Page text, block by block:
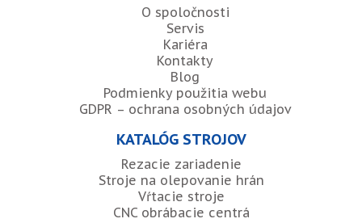
O spoločnosti
Servis
Kariéra
Kontakty
Blog
Podmienky použitia webu
GDPR – ochrana osobných údajov
KATALÓG STROJOV
Rezacie zariadenie
Stroje na olepovanie hrán
Vŕtacie stroje
CNC obrábacie centrá